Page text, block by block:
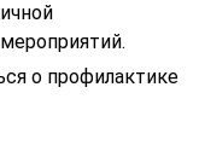
о профилактике